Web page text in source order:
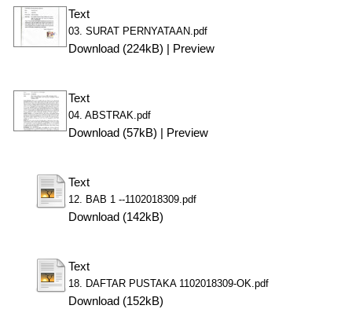
Text
03. SURAT PERNYATAAN.pdf
Download (224kB) Preview
Text
04. ABSTRAK.pdf
Download (57kB) Preview
Text
12. BAB 1 --1102018309.pdf
Download (142kB)
Text
18. DAFTAR PUSTAKA 1102018309-OK.pdf
Download (152kB)